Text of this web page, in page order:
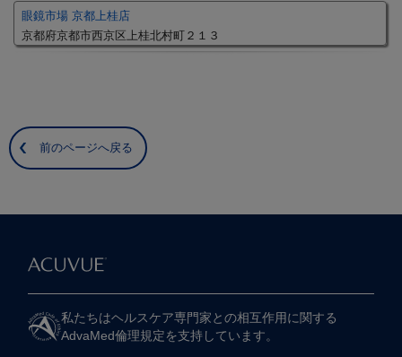
眼鏡市場 京都上桂店
京都府京都市西京区上桂北村町２１３
前のページへ戻る
私たちは​ヘルスケア専門家との​相互作用に​関する​
AdvaMed倫理規定を​支持しています。